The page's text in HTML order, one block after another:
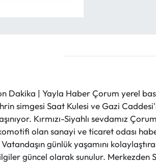
| Yayla Haber Çorum yerel
simgesi Saat Kulesi ve Gazi
Kırmızı-Siyahlı sevdamız
olan sanayi ve ticaret odası
günlük yaşamını
güncel olarak sunulur. Merkezden